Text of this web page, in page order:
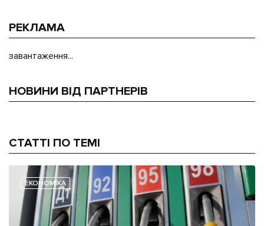
РЕКЛАМА
завантаження...
НОВИНИ ВІД ПАРТНЕРІВ
СТАТТІ ПО ТЕМІ
ЕКОНОМІКА